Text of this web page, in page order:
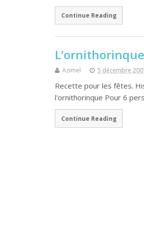
Continue Reading
Azimel 5 décembre
Recette pour les fêtes.
l'ornithorinque Pour 6
Continue Reading